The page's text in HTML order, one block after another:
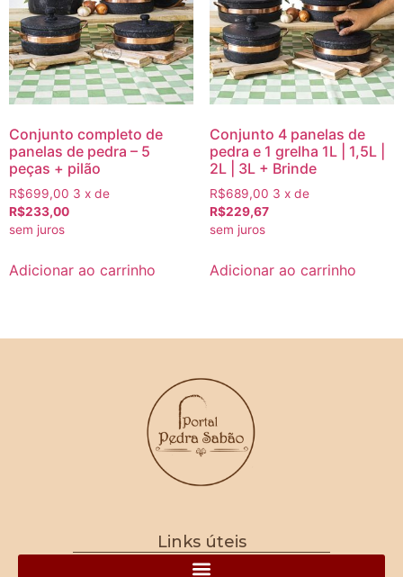
Conjunto completo de
panelas de pedra – 5
peças + pilão
R$699,00 3 x de
R$233,00
sem juros
Adicionar ao carrinho
Conjunto 4 panelas de
pedra e 1 grelha 1L | 1,5L |
2L | 3L + Brinde
R$689,00 3 x de
R$229,67
sem juros
Adicionar ao carrinho
Links úteis